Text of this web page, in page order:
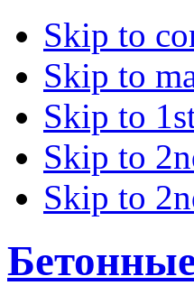
Skip to
Skip to
Skip to
Skip to
Skip to